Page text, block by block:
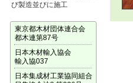
び製造並びに施工
東京都木材団体連合会
都木連第87号
日本木材輸入協会
輸入協037
日本集成材工業協同組合